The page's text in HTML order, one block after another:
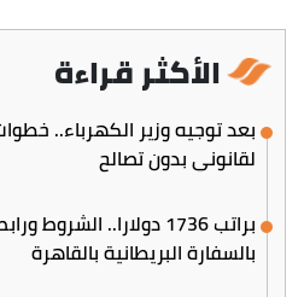
الأكثر قراءة
بعد توجيه وزير الكهرباء..
لقانوني بدون تصالح
براتب 1736 دولارا..
بالسفارة البريطانية بالقاهرة